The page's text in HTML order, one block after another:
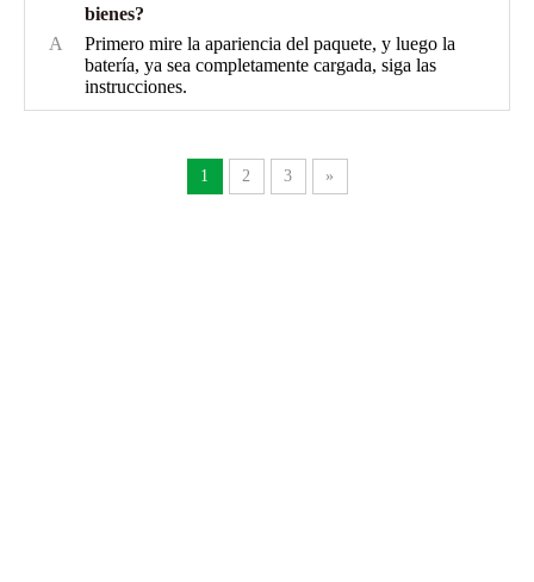
bienes?
A
Primero mire la apariencia del paquete, y luego la
batería, ya sea completamente cargada, siga las
instrucciones.
1 2 3 »